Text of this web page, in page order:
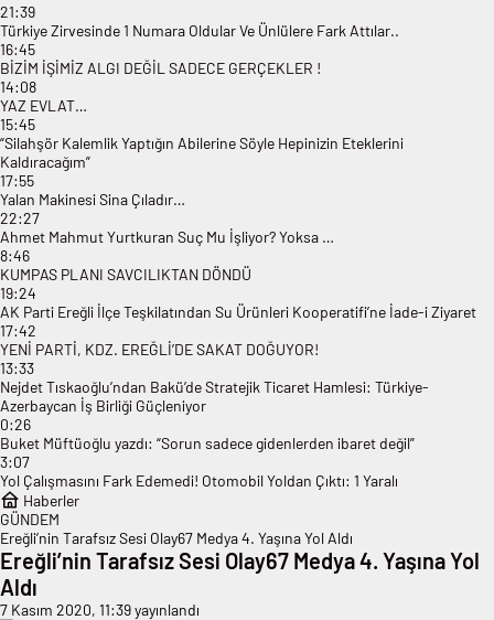
21:39
Türkiye Zirvesinde 1 Numara Oldular Ve Ünlülere Fark Attılar..
16:45
BİZİM İŞİMİZ ALGI DEĞİL SADECE GERÇEKLER !
14:08
YAZ EVLAT…
15:45
“Silahşör Kalemlik Yaptığın Abilerine Söyle Hepinizin Eteklerini
Kaldıracağım”
17:55
Yalan Makinesi Sina Çıladır…
22:27
Ahmet Mahmut Yurtkuran Suç Mu İşliyor? Yoksa …
8:46
KUMPAS PLANI SAVCILIKTAN DÖNDÜ
19:24
AK Parti Ereğli İlçe Teşkilatından Su Ürünleri Kooperatifi’ne İade-i Ziyaret
17:42
YENİ PARTİ, KDZ. EREĞLİ’DE SAKAT DOĞUYOR!
13:33
Nejdet Tıskaoğlu’ndan Bakü’de Stratejik Ticaret Hamlesi: Türkiye-
Azerbaycan İş Birliği Güçleniyor
0:26
Buket Müftüoğlu yazdı: “Sorun sadece gidenlerden ibaret değil”
3:07
Yol Çalışmasını Fark Edemedi! Otomobil Yoldan Çıktı: 1 Yaralı
Haberler
GÜNDEM
Ereğli’nin Tarafsız Sesi Olay67 Medya 4. Yaşına Yol Aldı
Ereğli’nin Tarafsız Sesi Olay67 Medya 4. Yaşına Yol
Aldı
7 Kasım 2020, 11:39yayınlandı